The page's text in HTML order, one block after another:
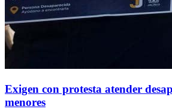
Exigen con protesta atender
menores